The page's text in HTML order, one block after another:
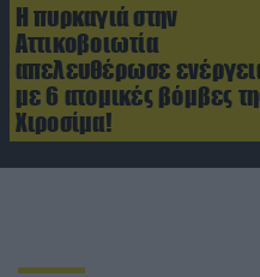
Η πυρκαγιά στην
Αττικοβοιωτία
απελευθέρωσε
με 6 ατομικές βόμβες
Χιροσίμα!